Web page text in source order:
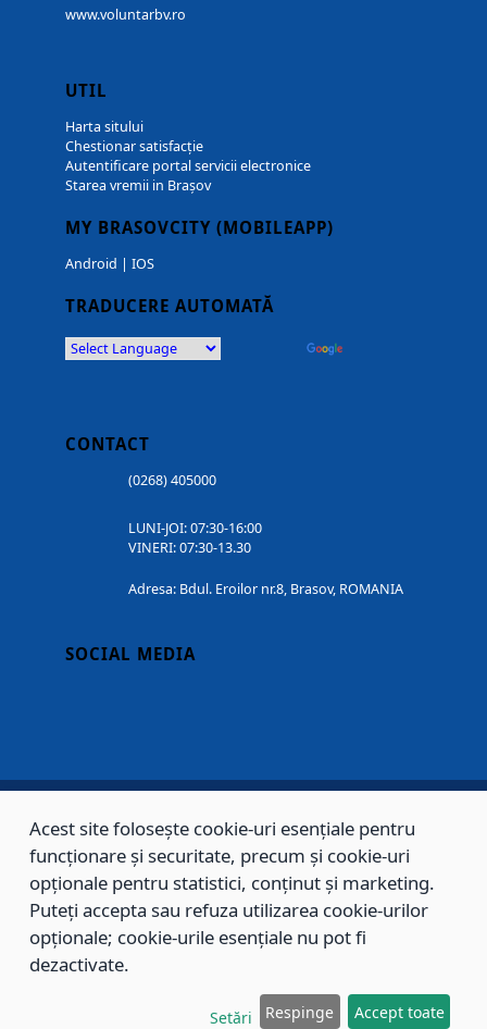
www.voluntarbv.ro
UTIL
Harta sitului
Chestionar satisfacție
Autentificare portal servicii electronice
Starea vremii in Brașov
MY BRASOVCITY (MOBILEAPP)
Android | IOS
TRADUCERE AUTOMATĂ
CONTACT
(0268) 405000
LUNI-JOI: 07:30-16:00
VINERI: 07:30-13.30
Adresa: Bdul. Eroilor nr.8, Brasov, ROMANIA
SOCIAL MEDIA
Copyright © 2002 - 2026 - PRIMĂRIA MUNICIPIULUI BRAȘOV, toate drepturile
rezervate.
Sitemap Contact
Acest site folosește cookie-uri esențiale pentru
funcționare și securitate, precum și cookie-uri
opționale pentru statistici, conținut și marketing.
Puteți accepta sau refuza utilizarea cookie-urilor
opționale; cookie-urile esențiale nu pot fi
dezactivate.
Setări Respinge Accept toate